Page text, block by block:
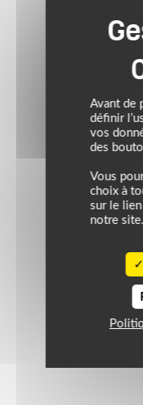
Avant de
définir
vos
des
Vous
choix à
sur le
notre site.